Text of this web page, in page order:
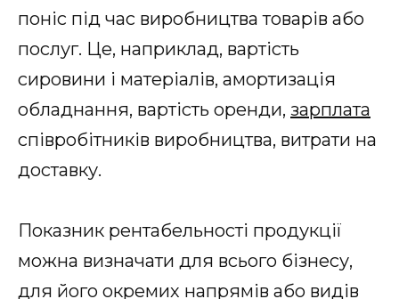
поніс під час виробництва товарів або
послуг. Це, наприклад, вартість
сировини і матеріалів, амортизація
обладнання, вартість оренди, зарплата
співробітників виробництва, витрати на
доставку.
Показник рентабельності продукції
можна визначати для всього бізнесу,
для його окремих напрямів або видів